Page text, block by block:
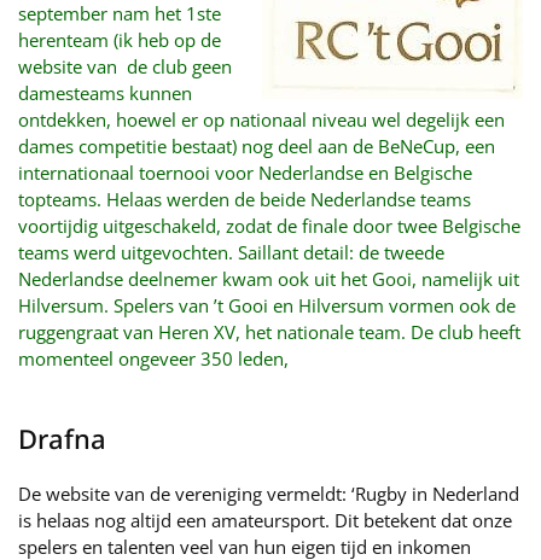
september nam het 1ste
herenteam (ik heb op de
website van de club geen
damesteams kunnen
ontdekken, hoewel er op nationaal niveau wel degelijk een
dames competitie bestaat) nog deel aan de BeNeCup, een
internationaal toernooi voor Nederlandse en Belgische
topteams. Helaas werden de beide Nederlandse teams
voortijdig uitgeschakeld, zodat de finale door twee Belgische
teams werd uitgevochten. Saillant detail: de tweede
Nederlandse deelnemer kwam ook uit het Gooi, namelijk uit
Hilversum. Spelers van ’t Gooi en Hilversum vormen ook de
ruggengraat van Heren XV, het nationale team. De club heeft
momenteel ongeveer 350 leden,
Drafna
De website van de vereniging vermeldt: ‘Rugby in Nederland
is helaas nog altijd een amateursport. Dit betekent dat onze
spelers en talenten veel van hun eigen tijd en inkomen